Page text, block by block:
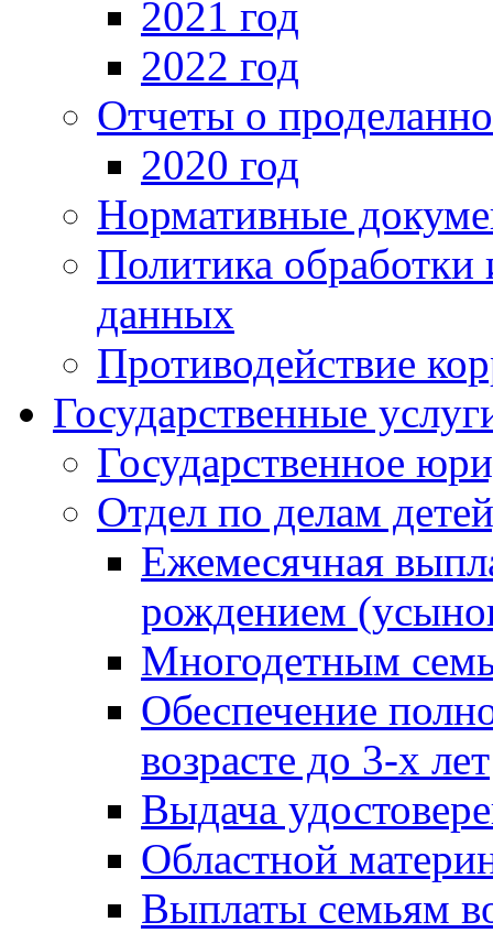
2021 год
2022 год
Отчеты о
2020 год
Нормативные
Политика
данных
Противодействие
Государственные
Государственное
Отдел по делам
Ежемесячная
рождением
Многодетным
Обеспечение
возрасте до 3-х лет
Выдача
Областной
Выплаты семьям